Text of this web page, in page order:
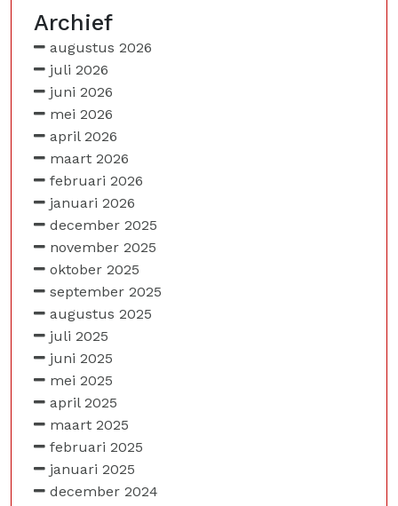
Archief
augustus 2026
juli 2026
juni 2026
mei 2026
april 2026
maart 2026
februari 2026
januari 2026
december 2025
november 2025
oktober 2025
september 2025
augustus 2025
juli 2025
juni 2025
mei 2025
april 2025
maart 2025
februari 2025
januari 2025
december 2024